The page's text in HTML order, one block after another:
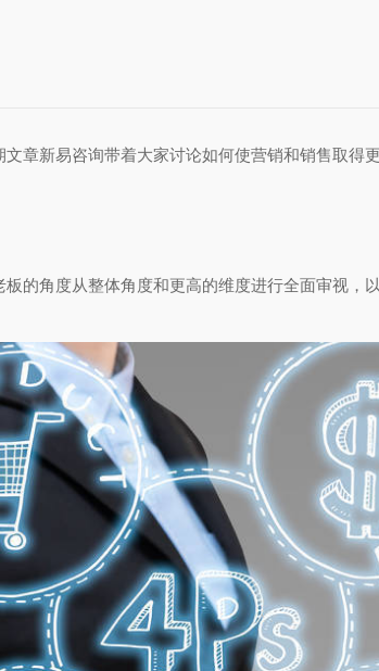
章新易咨询带着大家讨论如何使营销和销售取得
的角度从整体角度和更高的维度进行全面审视